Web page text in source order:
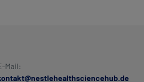
Mail: